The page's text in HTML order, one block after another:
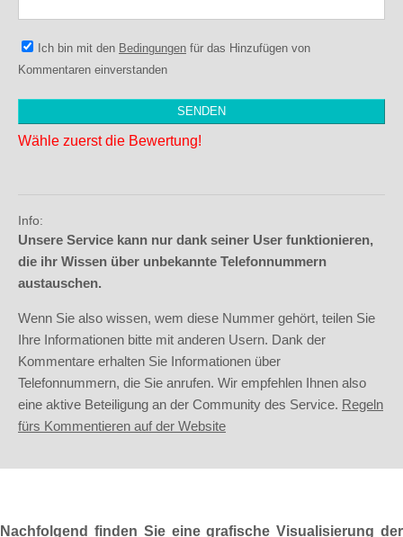
Ich bin mit den Bedingungen für das Hinzufügen von
Kommentaren einverstanden
Wähle zuerst die Bewertung!
Info:
Unsere Service kann nur dank seiner User funktionieren,
die ihr Wissen über unbekannte Telefonnummern
austauschen.
Wenn Sie also wissen, wem diese Nummer gehört, teilen Sie
Ihre Informationen bitte mit anderen Usern. Dank der
Kommentare erhalten Sie Informationen über
Telefonnummern, die Sie anrufen. Wir empfehlen Ihnen also
eine aktive Beteiligung an der Community des Service. Regeln
fürs Kommentieren auf der Website
Nachfolgend finden Sie eine grafische Visualisierung der